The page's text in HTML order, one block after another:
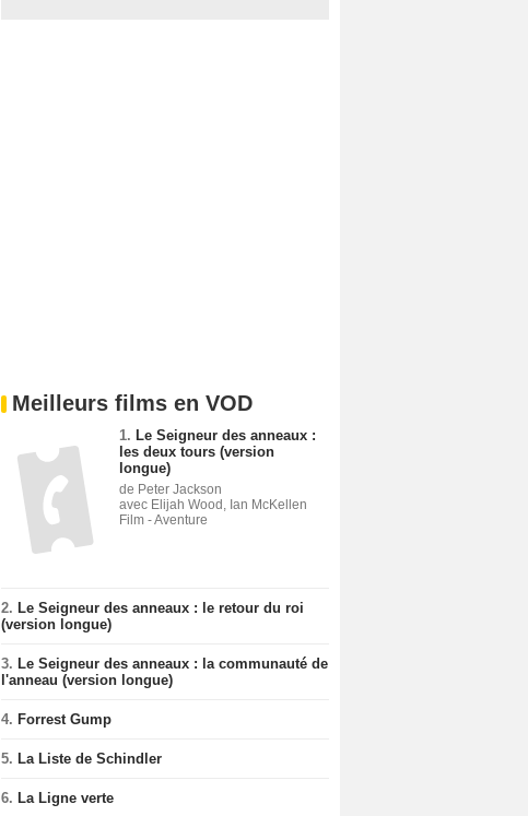
Meilleurs films en VOD
1. Le Seigneur des anneaux :
les deux tours (version
longue)
de Peter Jackson
avec Elijah Wood, Ian McKellen
Film - Aventure
2. Le Seigneur des anneaux : le retour du roi
(version longue)
3. Le Seigneur des anneaux : la communauté de
l'anneau (version longue)
4. Forrest Gump
5. La Liste de Schindler
6. La Ligne verte